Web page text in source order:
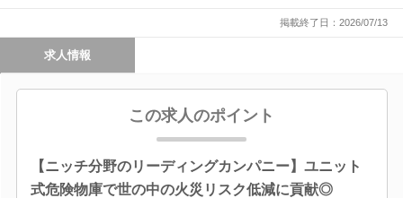
掲載終了日：2026/07/13
求人情報
この求人のポイント
【ニッチ分野のリーディングカンパニー】ユニット
式危険物庫で世の中の火災リスク低減に貢献◎